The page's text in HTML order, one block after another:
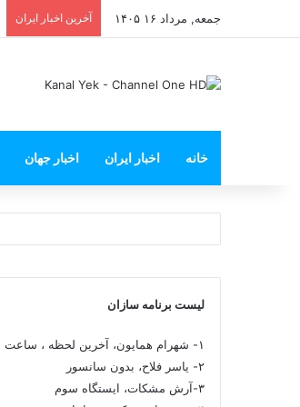
جمعه, مرداد ۱۶ ۱۴۰۵ آخرین اخبار ایران
خانه اخبار ایران اخبار جهان
لیست برنامه سازان
۱- شهرام همایون، آخرین لحظه ، ساعت دوم ، شبانه
۲- یاسر فلاح، بدون سانسور
۳-آرش مشکات، ایستگاه سوم